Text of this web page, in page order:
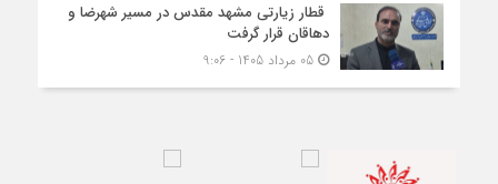
قطار زیارتی مشهد مقدس در مسیر شهرضا و
دهاقان قرار گرفت
05 مرداد 1405 - 9:06